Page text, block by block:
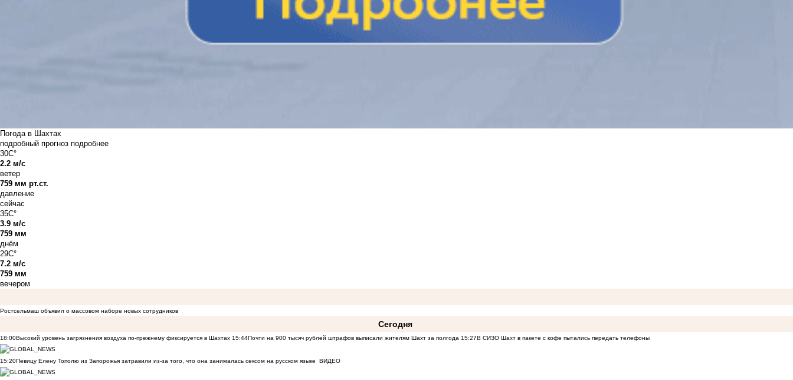
Погода в Шахтах
подробный прогноз подробнее
30C°
2.2 м/с
ветер
759 мм рт.ст.
давление
сейчас
35C°
3.9 м/с
759 мм
днём
29C°
7.2 м/с
759 мм
вечером
Ростсельмаш объявил о массовом наборе новых сотрудников
Сегодня
18:00Высокий уровень загрязнения воздуха по-прежнему фиксируется в Шахтах 15:44Почти на 900 тысяч рублей штрафов выписали жителям Шахт за полгода 15:27В СИЗО Шахт в пакете с кофе пытались передать телефоны
15:20Певицу Елену Тополю из Запорожья затравили из-за того, что она занималась сексом на русском языке ВИДЕО